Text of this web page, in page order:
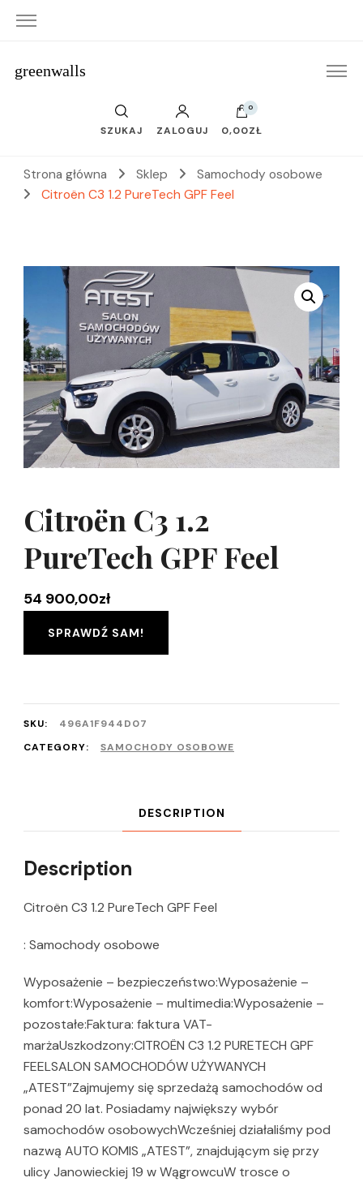
greenwalls
SZUKAJ ZALOGUJ
0
0,00ZŁ
Strona główna Sklep
Samochody osobowe
Citroën C3 1.2 PureTech GPF Feel
Citroën C3 1.2
PureTech GPF Feel
54 900,00zł
SPRAWDŹ SAM!
SKU:
496A1F944D07
CATEGORY:
SAMOCHODY OSOBOWE
DESCRIPTION
Description
Citroën C3 1.2 PureTech GPF Feel
: Samochody osobowe
Wyposażenie – bezpieczeństwo:Wyposażenie –
komfort:Wyposażenie – multimedia:Wyposażenie –
pozostałe:Faktura: faktura VAT-
marżaUszkodzony:CITROËN C3 1.2 PURETECH GPF
FEELSALON SAMOCHODÓW UŻYWANYCH
„ATEST”Zajmujemy się sprzedażą samochodów od
ponad 20 lat. Posiadamy największy wybór
samochodów osobowychWcześniej działaliśmy pod
nazwą AUTO KOMIS „ATEST”, znajdującym się przy
ulicy Janowieckiej 19 w WągrowcuW trosce o